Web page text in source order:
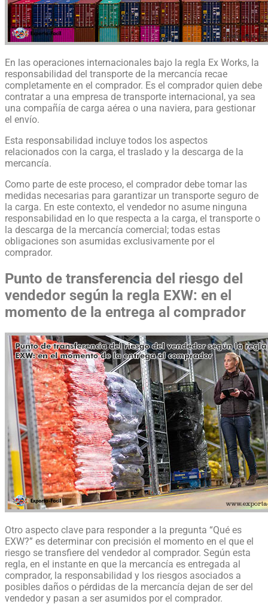
En las operaciones internacionales bajo la regla Ex Works, la
responsabilidad del transporte de la mercancía recae
completamente en el comprador. Es el comprador quien debe
contratar a una empresa de transporte internacional, ya sea
una compañía de carga aérea o una naviera, para gestionar
el envío.
Esta responsabilidad incluye todos los aspectos
relacionados con la carga, el traslado y la descarga de la
mercancía.
Como parte de este proceso, el comprador debe tomar las
medidas necesarias para garantizar un transporte seguro de
la carga. En este contexto, el vendedor no asume ninguna
responsabilidad en lo que respecta a la carga, el transporte o
la descarga de la mercancía comercial; todas estas
obligaciones son asumidas exclusivamente por el
comprador.
Punto de transferencia del riesgo del
vendedor según la regla EXW: en el
momento de la entrega al comprador
Otro aspecto clave para responder a la pregunta “Qué es
EXW?” es determinar con precisión el momento en el que el
riesgo se transfiere del vendedor al comprador. Según esta
regla, en el instante en que la mercancía es entregada al
comprador, la responsabilidad y los riesgos asociados a
posibles daños o pérdidas de la mercancía dejan de ser del
vendedor y pasan a ser asumidos por el comprador.